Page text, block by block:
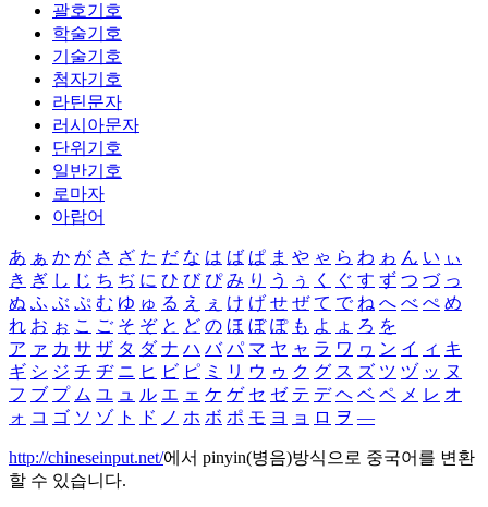
괄호기호
학술기호
기술기호
첨자기호
라틴문자
러시아문자
단위기호
일반기호
로마자
아랍어
あ ぁ か が さ ざ た だ な は ば ぱ ま や ゃ ら わ ゎ ん い ぃ
き ぎ し じ ち ぢ に ひ び ぴ み り う ぅ く ぐ す ず つ づ っ
ぬ ふ ぶ ぷ む ゆ ゅ る え ぇ け げ せ ぜ て で ね へ べ ぺ め
れ お ぉ こ ご そ ぞ と ど の ほ ぼ ぽ も よ ょ ろ を
ア ァ カ サ ザ タ ダ ナ ハ バ パ マ ヤ ャ ラ ワ ヮ ン イ ィ キ
ギ シ ジ チ ヂ ニ ヒ ビ ピ ミ リ ウ ゥ ク グ ス ズ ツ ヅ ッ ヌ
フ ブ プ ム ユ ュ ル エ ェ ケ ゲ セ ゼ テ デ ヘ ベ ペ メ レ オ
ォ コ ゴ ソ ゾ ト ド ノ ホ ボ ポ モ ヨ ョ ロ ヲ ―
http://chineseinput.net/에서 pinyin(병음)방식으로 중국어를 변환
할 수 있습니다.